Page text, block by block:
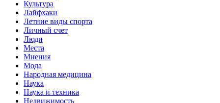
Культура
Лайфхаки
Летние виды спорта
Личный счет
Люди
Места
Мнения
Мода
Народная медицина
Наука
Наука и техника
Недвижимость